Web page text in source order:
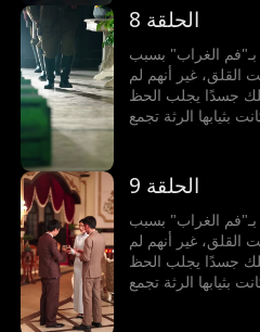
العسكري، ومنذ
الزهور تتفتح فجأة،
لكن ما خفي من
الحلقة 8
الغراب" بسبب
القلق، غير أنهم لم
جسدًا يجلب الحظ
بثيابها الرثة تجمع
العسكري، ومنذ
الزهور تتفتح فجأة،
لكن ما خفي من
الحلقة 9
الغراب" بسبب
القلق، غير أنهم لم
جسدًا يجلب الحظ
بثيابها الرثة تجمع